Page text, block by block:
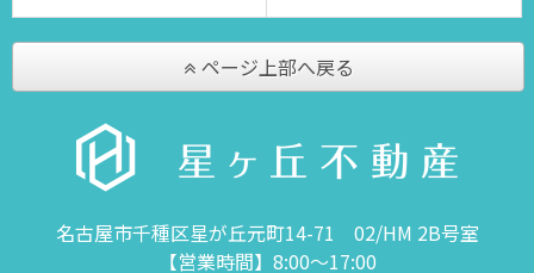
ページ上部へ戻る
名古屋市千種区星が丘元町14-71 02/HM 2B号室
【営業時間】8:00～17:00